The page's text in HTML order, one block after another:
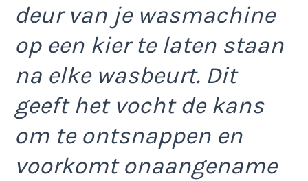
deur van je wasmachine
op een kier te laten staan
na elke wasbeurt. Dit
geeft het vocht de kans
om te ontsnappen en
voorkomt onaangename